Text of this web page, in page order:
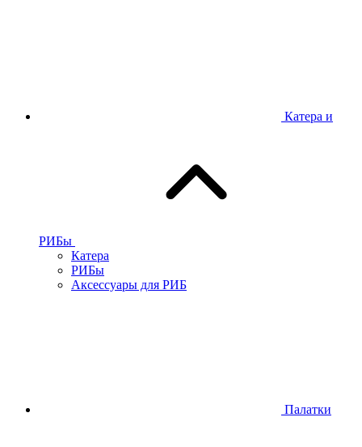
Катера и
РИБы
Катера
РИБы
Аксессуары для РИБ
Палатки